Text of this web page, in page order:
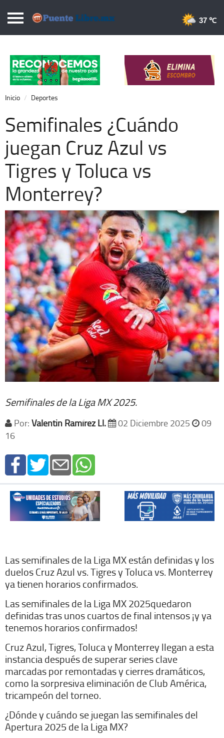
Puentelibre.mx
Local
Nacional
Opinión
Cronos
Economía
Espectáculos
Deportes
Extra +
37 ℃
Inicio Deportes
Semifinales ¿Cuándo
juegan Cruz Azul vs
Tigres y Toluca vs
Monterrey?
Semifinales de la Liga MX 2025.
Por: Valentin Ramírez Ll. 02 Diciembre 2025
09
16
Las semifinales de la Liga MX están definidas y los
duelos Cruz Azul vs. Tigres y Toluca vs. Monterrey
ya tienen horarios confirmados.
Las semifinales de la Liga MX 2025quedaron
definidas tras unos cuartos de final intensos ¡y ya
tenemos horarios confirmados!
Cruz Azul, Tigres, Toluca y Monterrey llegan a esta
instancia después de superar series clave
marcadas por remontadas y cierres dramáticos,
como la sorpresiva eliminación de Club América,
tricampeón del torneo.
¿Dónde y cuándo se juegan las semifinales del
Apertura 2025 de la Liga MX?